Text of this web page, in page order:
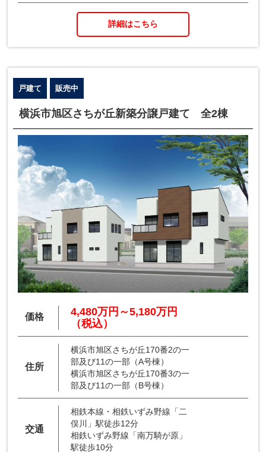
詳細はこちら
戸建て 販売中
横浜市旭区さちが丘新築分譲戸建て 全2棟
価格
4,480万円～5,180万円
（税込）
住所
横浜市旭区さちが丘170番2の一
部及び11の一部（A号棟）
横浜市旭区さちが丘170番3の一
部及び11の一部（B号棟）
交通
相鉄本線・相鉄いずみ野線「二
俣川」駅徒歩12分
相鉄いずみ野線「南万騎が原」
駅徒歩10分